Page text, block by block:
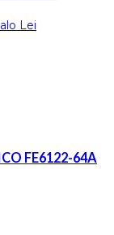
Lei
FE6122-64A